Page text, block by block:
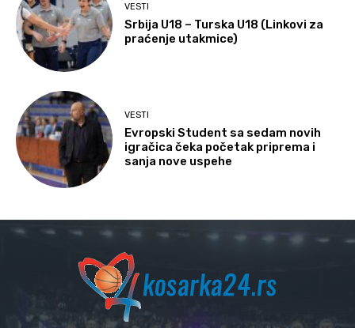
VESTI
Srbija U18 – Turska U18 (Linkovi za
praćenje utakmice)
VESTI
Evropski Student sa sedam novih
igračica čeka početak priprema i
sanja nove uspehe